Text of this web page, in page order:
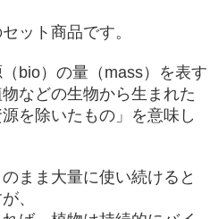
ット商品です。
bio）の量（mass）を表す
などの生物から生まれた
を除いたもの」 を意味し
まま大量に使い続けると
、